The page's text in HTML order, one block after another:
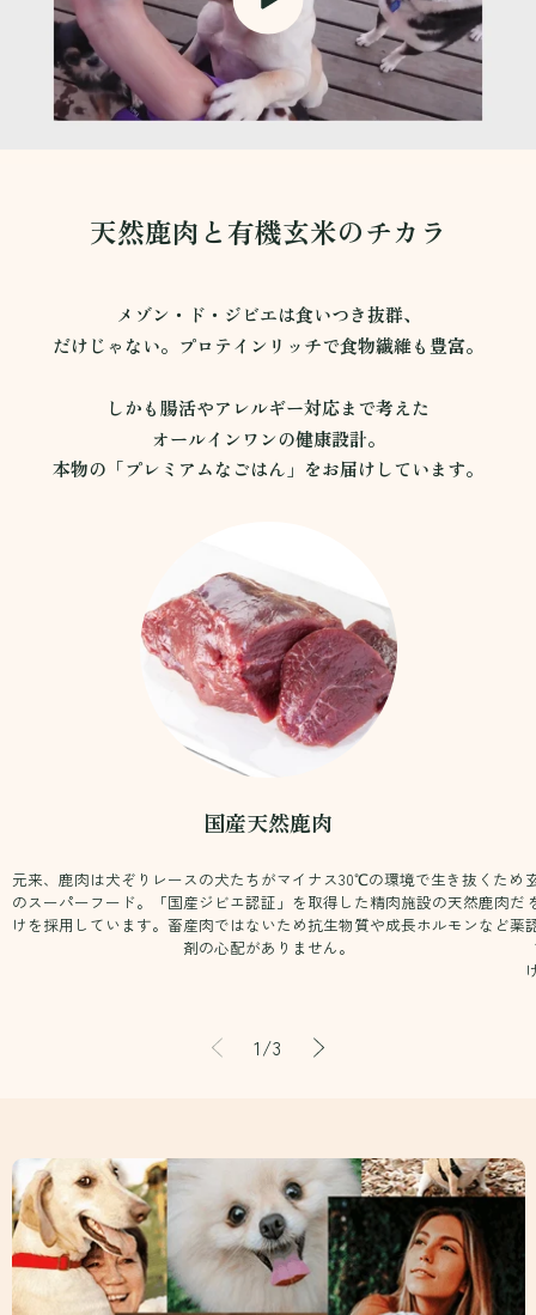
天然鹿肉と有機玄米のチカラ
メゾン・ド・ジビエは食いつき抜群、
だけじゃない。プロテインリッチで食物繊維も豊富。
しかも腸活やアレルギー対応まで考えた
オールインワンの健康設計。
本物の「プレミアムなごはん」をお届けしています。
国産天然鹿肉
元来、鹿肉は犬ぞりレースの犬たちがマイナス30℃の環境で生き抜くため
のスーパーフード。「国産ジビエ認証」を取得した精肉施設の天然鹿肉だ
けを採用しています。畜産肉ではないため抗生物質や成長ホルモンなど薬
剤の心配がありません。
1/の
3